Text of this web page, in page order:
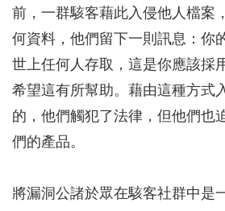
前，一群駭客藉此入侵他人檔案
何資料，他們留下一則訊息：你
世上任何人存取，這是你應該採
希望這有所幫助。藉由這種方式
的，他們觸犯了法律，但他們也
們的產品。
將漏洞公諸於眾在駭客社群中是